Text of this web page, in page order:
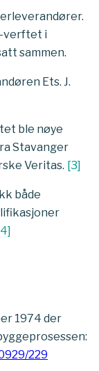
verftet i
sammen.
Ets. J.
ble nøye
Stavanger
Veritas. [3]
både
4]
1974 der
229